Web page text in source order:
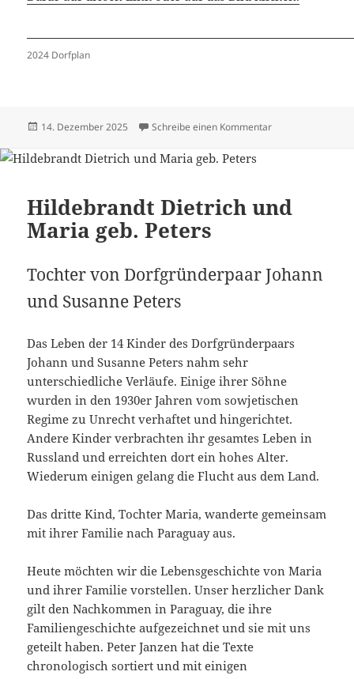
2024 Dorfplan
Veröffentlicht
14. Dezember 2025 Schreibe einen Kommentarzu Häuser 2024 –
Hildebrandt Dietrich und
Maria geb. Peters
Tochter von Dorfgründerpaar Johann
und Susanne Peters
Das Leben der 14 Kinder des Dorfgründerpaars
Johann und Susanne Peters nahm sehr
unterschiedliche Verläufe. Einige ihrer Söhne
wurden in den 1930er Jahren vom sowjetischen
Regime zu Unrecht verhaftet und hingerichtet.
Andere Kinder verbrachten ihr gesamtes Leben in
Russland und erreichten dort ein hohes Alter.
Wiederum einigen gelang die Flucht aus dem Land.
Das dritte Kind, Tochter Maria, wanderte gemeinsam
mit ihrer Familie nach Paraguay aus.
Heute möchten wir die Lebensgeschichte von Maria
und ihrer Familie vorstellen. Unser herzlicher Dank
gilt den Nachkommen in Paraguay, die ihre
Familiengeschichte aufgezeichnet und sie mit uns
geteilt haben. Peter Janzen hat die Texte
chronologisch sortiert und mit einigen